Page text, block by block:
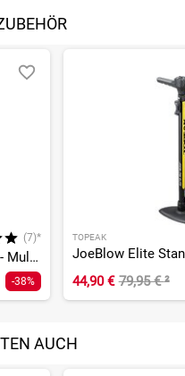
(7)*
Rennkompressor Standpumpe - Multivalve
-38%
TOPEAK
JoeBlow Elite
44,90 € 79,95 €²
AUCH